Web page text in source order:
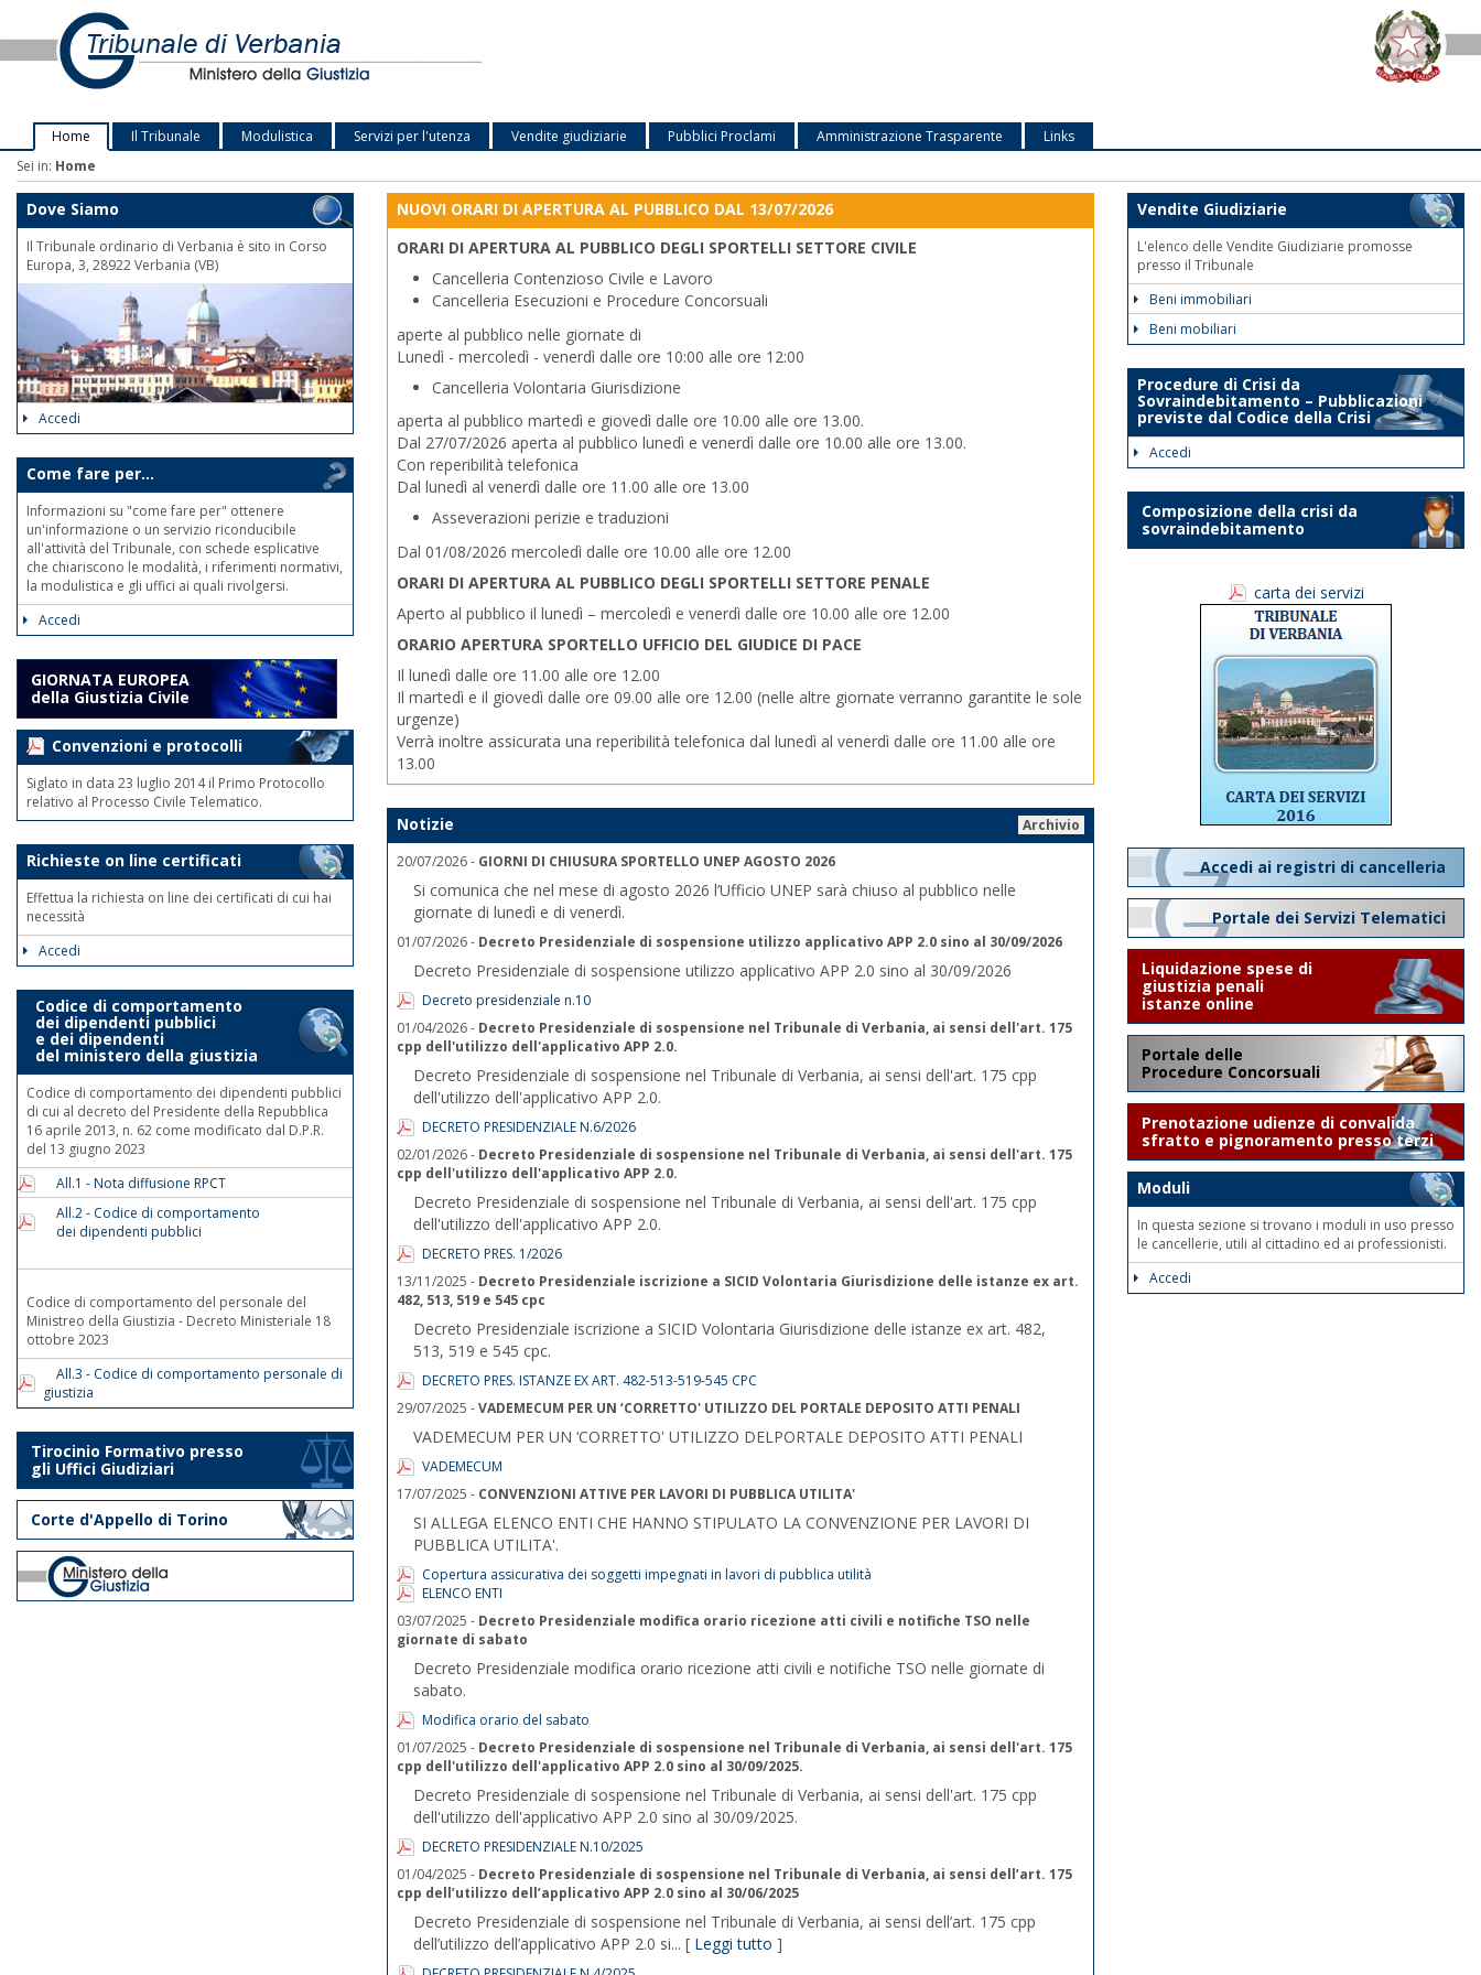
Home Il Tribunale Modulistica Servizi per l'utenza Vendite giudiziarie Pubblici Proclami Amministrazione Trasparente
Links
Sei in: Home
Dove Siamo
Il Tribunale ordinario di Verbania è sito in Corso
Europa, 3, 28922 Verbania (VB)
Accedi
Come fare per...
Informazioni su "come fare per" ottenere
un'informazione o un servizio riconducibile
all'attività del Tribunale, con schede esplicative
che chiariscono le modalità, i riferimenti normativi,
la modulistica e gli uffici ai quali rivolgersi.
Accedi
GIORNATA EUROPEA
della Giustizia Civile
Convenzioni e protocolli
Siglato in data 23 luglio 2014 il Primo Protocollo
relativo al Processo Civile Telematico.
Richieste on line certificati
Effettua la richiesta on line dei certificati di cui hai
necessità
Accedi
Codice di comportamento
dei dipendenti pubblici
e dei dipendenti
del ministero della giustizia
Codice di comportamento dei dipendenti pubblici
di cui al decreto del Presidente della Repubblica
16 aprile 2013, n. 62 come modificato dal D.P.R.
del 13 giugno 2023
All.1 - Nota diffusione RPCT
All.2 - Codice di comportamento
dei dipendenti pubblici
Codice di comportamento del personale del
Ministreo della Giustizia - Decreto Ministeriale 18
ottobre 2023
All.3 - Codice di comportamento personale di
giustizia
Tirocinio Formativo presso
gli Uffici Giudiziari
Corte d'Appello di Torino
NUOVI ORARI DI APERTURA AL PUBBLICO DAL 13/07/2026
ORARI DI APERTURA AL PUBBLICO DEGLI SPORTELLI SETTORE CIVILE
Cancelleria Contenzioso Civile e Lavoro
Cancelleria Esecuzioni e Procedure Concorsuali
aperte al pubblico nelle giornate di
Lunedì - mercoledì - venerdì dalle ore 10:00 alle ore 12:00
Cancelleria Volontaria Giurisdizione
aperta al pubblico martedì e giovedì dalle ore 10.00 alle ore 13.00.
Dal 27/07/2026 aperta al pubblico lunedì e venerdì dalle ore 10.00 alle ore 13.00.
Con reperibilità telefonica
Dal lunedì al venerdì dalle ore 11.00 alle ore 13.00
Asseverazioni perizie e traduzioni
Dal 01/08/2026 mercoledì dalle ore 10.00 alle ore 12.00
ORARI DI APERTURA AL PUBBLICO DEGLI SPORTELLI SETTORE PENALE
Aperto al pubblico il lunedì – mercoledì e venerdì dalle ore 10.00 alle ore 12.00
ORARIO APERTURA SPORTELLO UFFICIO DEL GIUDICE DI PACE
Il lunedì dalle ore 11.00 alle ore 12.00
Il martedì e il giovedì dalle ore 09.00 alle ore 12.00 (nelle altre giornate verranno garantite le sole
urgenze)
Verrà inoltre assicurata una reperibilità telefonica dal lunedì al venerdì dalle ore 11.00 alle ore
13.00
Notizie
Archivio
20/07/2026 - GIORNI DI CHIUSURA SPORTELLO UNEP AGOSTO 2026
Si comunica che nel mese di agosto 2026 l’Ufficio UNEP sarà chiuso al pubblico nelle
giornate di lunedì e di venerdì.
01/07/2026 - Decreto Presidenziale di sospensione utilizzo applicativo APP 2.0 sino al 30/09/2026
Decreto Presidenziale di sospensione utilizzo applicativo APP 2.0 sino al 30/09/2026
Decreto presidenziale n.10
01/04/2026 - Decreto Presidenziale di sospensione nel Tribunale di Verbania, ai sensi dell'art. 175
cpp dell'utilizzo dell'applicativo APP 2.0.
Decreto Presidenziale di sospensione nel Tribunale di Verbania, ai sensi dell'art. 175 cpp
dell'utilizzo dell'applicativo APP 2.0.
DECRETO PRESIDENZIALE N.6/2026
02/01/2026 - Decreto Presidenziale di sospensione nel Tribunale di Verbania, ai sensi dell'art. 175
cpp dell'utilizzo dell'applicativo APP 2.0.
Decreto Presidenziale di sospensione nel Tribunale di Verbania, ai sensi dell'art. 175 cpp
dell'utilizzo dell'applicativo APP 2.0.
DECRETO PRES. 1/2026
13/11/2025 - Decreto Presidenziale iscrizione a SICID Volontaria Giurisdizione delle istanze ex art.
482, 513, 519 e 545 cpc
Decreto Presidenziale iscrizione a SICID Volontaria Giurisdizione delle istanze ex art. 482,
513, 519 e 545 cpc.
DECRETO PRES. ISTANZE EX ART. 482-513-519-545 CPC
29/07/2025 -VADEMECUM PER UN ‘CORRETTO' UTILIZZO DEL PORTALE DEPOSITO ATTI PENALI
VADEMECUM PER UN ‘CORRETTO' UTILIZZO DELPORTALE DEPOSITO ATTI PENALI
VADEMECUM
17/07/2025 - CONVENZIONI ATTIVE PER LAVORI DI PUBBLICA UTILITA'
SI ALLEGA ELENCO ENTI CHE HANNO STIPULATO LA CONVENZIONE PER LAVORI DI
PUBBLICA UTILITA'.
Copertura assicurativa dei soggetti impegnati in lavori di pubblica utilità
ELENCO ENTI
03/07/2025 - Decreto Presidenziale modifica orario ricezione atti civili e notifiche TSO nelle
giornate di sabato
Decreto Presidenziale modifica orario ricezione atti civili e notifiche TSO nelle giornate di
sabato.
Modifica orario del sabato
01/07/2025 - Decreto Presidenziale di sospensione nel Tribunale di Verbania, ai sensi dell'art. 175
cpp dell'utilizzo dell'applicativo APP 2.0 sino al 30/09/2025.
Decreto Presidenziale di sospensione nel Tribunale di Verbania, ai sensi dell'art. 175 cpp
dell'utilizzo dell'applicativo APP 2.0 sino al 30/09/2025.
DECRETO PRESIDENZIALE N.10/2025
01/04/2025 - Decreto Presidenziale di sospensione nel Tribunale di Verbania, ai sensi dell’art. 175
cpp dell’utilizzo dell’applicativo APP 2.0 sino al 30/06/2025
Decreto Presidenziale di sospensione nel Tribunale di Verbania, ai sensi dell’art. 175 cpp
dell’utilizzo dell’applicativo APP 2.0 si... [ Leggi tutto ]
Vendite Giudiziarie
L'elenco delle Vendite Giudiziarie promosse
presso il Tribunale
Beni immobiliari
Beni mobiliari
Procedure di Crisi da
Sovraindebitamento – Pubblicazioni
previste dal Codice della Crisi
Accedi
Composizione della crisi da
sovraindebitamento
carta dei servizi
Accedi ai registri di cancelleria
Portale dei Servizi Telematici
Liquidazione spese di
giustizia penali
istanze online
Portale delle
Procedure Concorsuali
Prenotazione udienze di convalida
sfratto e pignoramento presso terzi
Moduli
In questa sezione si trovano i moduli in uso presso
le cancellerie, utili al cittadino ed ai professionisti.
Accedi